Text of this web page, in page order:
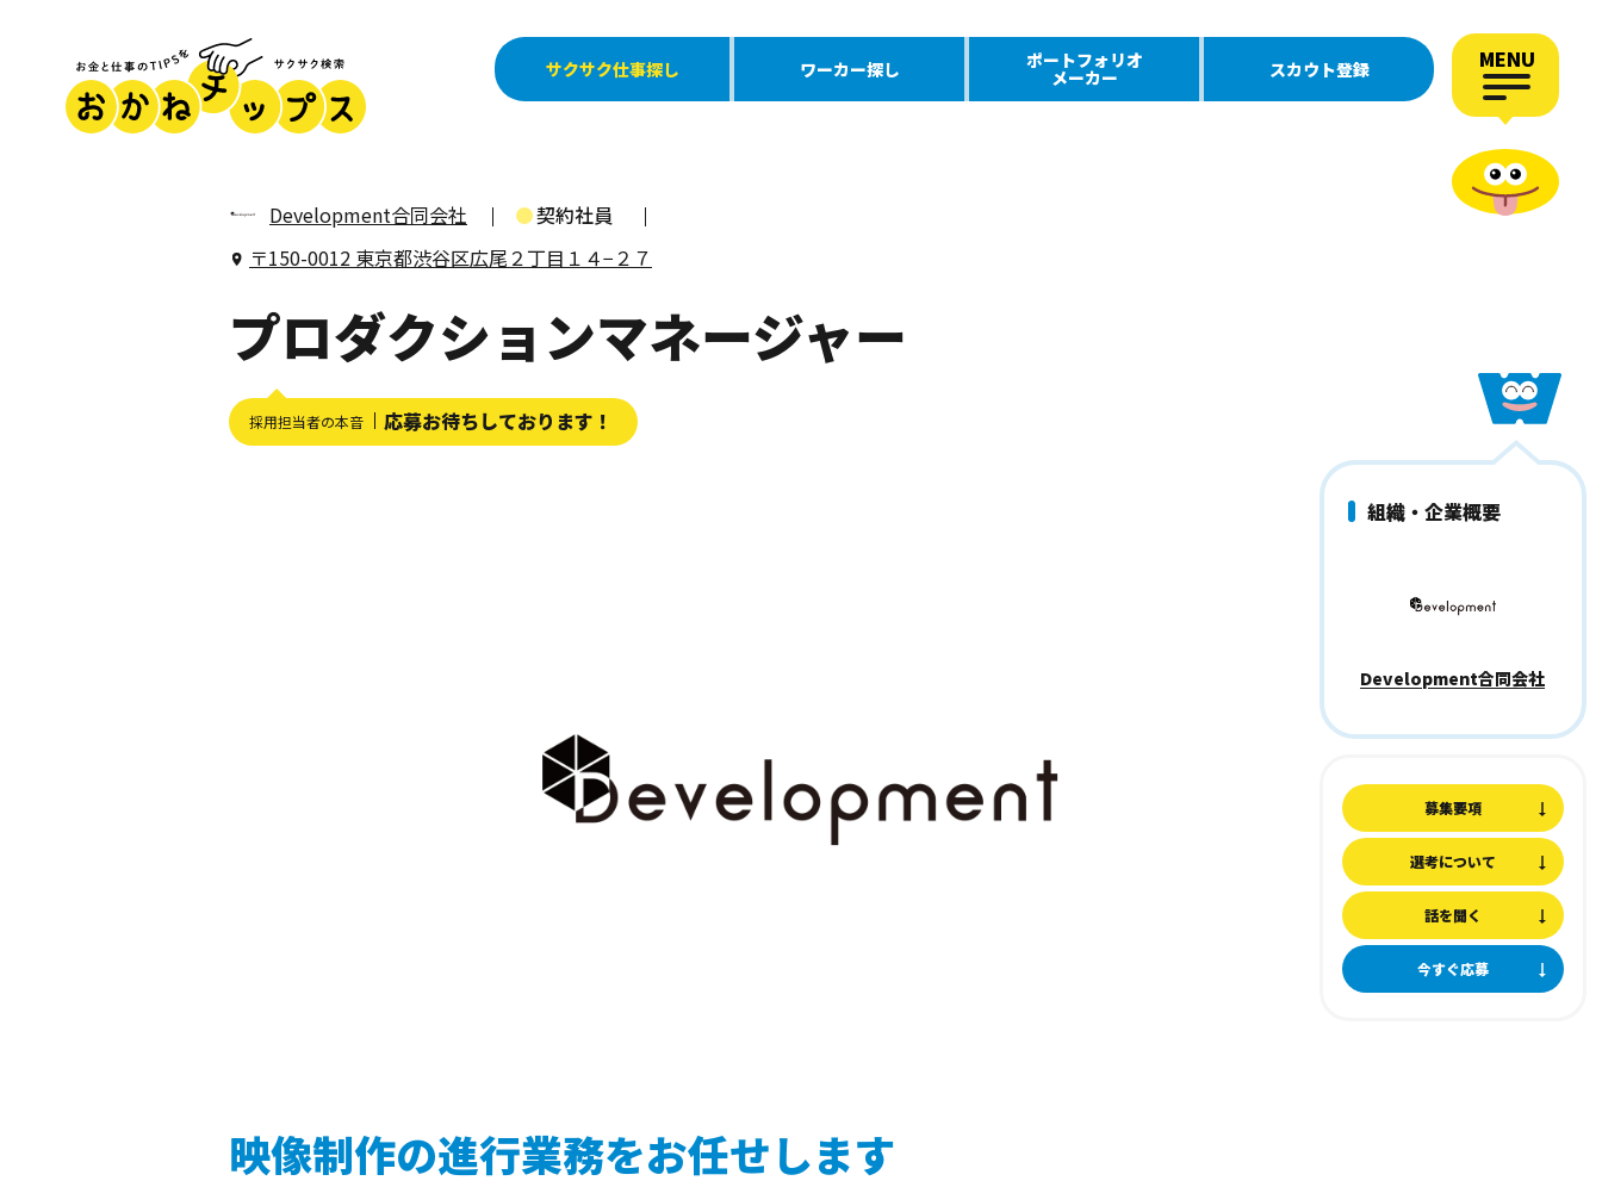
サクサク仕事探し ワーカー探し ポートフォリオ
メーカー スカウト登録 MENU
組織・企業概要
Development合同会社
募集要項
選考について
話を聞く
今すぐ応募
Development合同会社
契約社員
〒150-0012 東京都渋谷区広尾２丁目１４−２７
プロダクションマネージャー
採用担当者の本音 応募お待ちしております！
映像制作の進行業務をお任せします